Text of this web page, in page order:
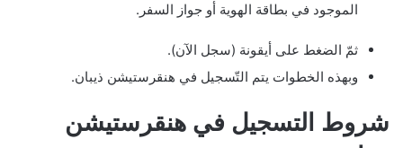
الموجود في بطاقة الهوية أو جواز السفر.
ثمّ الضغط على أيقونة (سجل الآن).
وبهذه الخطوات يتم التّسجيل في هنقرستيشن ذيبان.
شروط التسجيل في هنقرستيشن